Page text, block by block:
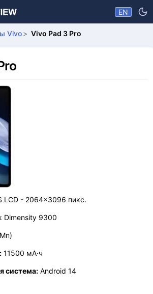
EN
Vivo Vivo Pad 3 Pro
LCD - 2064x3096 пикс.
Dimensity 9300
11500 мА·ч
система: Android 14